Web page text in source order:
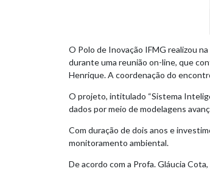
O Polo de Inovação IFMG realizou
durante uma reunião on-line, que
Henrique. A coordenação do
O projeto, intitulado “Sistema
dados por meio de modelagens
Com duração de dois anos e
monitoramento ambiental.
De acordo com a Profa. Gláucia